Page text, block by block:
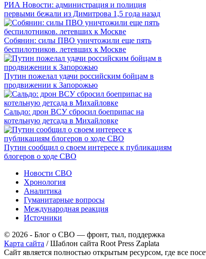
РИА Новости: администрация и полиция
первыми бежали из Димитрова 1,5 года назад
Собянин: силы ПВО уничтожили еще пять
беспилотников. летевших к Москве
Путин пожелал удачи российским бойцам в
продвижении к Запорожью
Сальдо: дрон ВСУ сбросил боеприпас на
котельную детсада в Михайловке
Путин сообщил о своем интересе к публикациям
блогеров о ходе СВО
Новости СВО
Хронология
Аналитика
Гуманитарные вопросы
Международная реакция
Источники
© 2026 - Блог о СВО — фронт, тыл, поддержка
Карта сайта / Шаблон сайта Root Press Zaplata
Сайт является полностью открытым ресурсом, где все